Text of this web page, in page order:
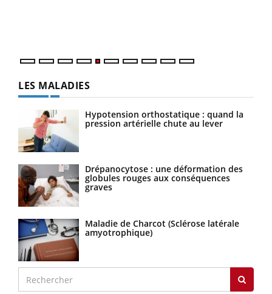
LES MALADIES
Hypotension orthostatique : quand la
pression artérielle chute au lever
Drépanocytose : une déformation des
globules rouges aux conséquences
graves
Maladie de Charcot (Sclérose latérale
amyotrophique)